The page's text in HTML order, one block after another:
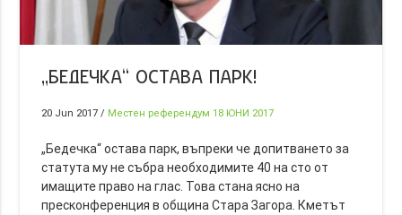
„БЕДЕЧКА“ ОСТАВА ПАРК!
20 Jun 2017 / Местен референдум 18 ЮНИ 2017
„Бедечка“ остава парк, въпреки че допитването за
статута му не събра необходимите 40 на сто от
имащите право на глас. Това стана ясно на
пресконференция в община Стара Загора. Кметът